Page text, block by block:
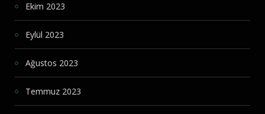
Ekim 2023
Eylül 2023
Ağustos 2023
Temmuz 2023